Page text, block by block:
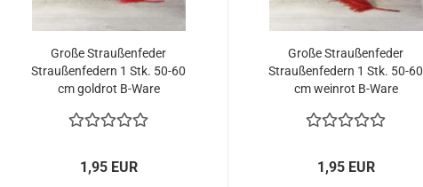
Große Straußenfeder
Straußenfedern 1 Stk. 50-60
cm goldrot B-Ware
1,95 EUR
Große Straußenfeder
Straußenfedern 1 Stk. 50-60
cm weinrot B-Ware
1,95 EUR